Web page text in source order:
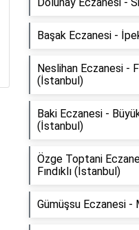
Başak Eczanesi -
Neslihan Eczanesi -
(İstanbul)
Baki Eczanesi -
(İstanbul)
Özge Toptani
Fındıklı (İstanbul)
Gümüşsu Eczanesi -